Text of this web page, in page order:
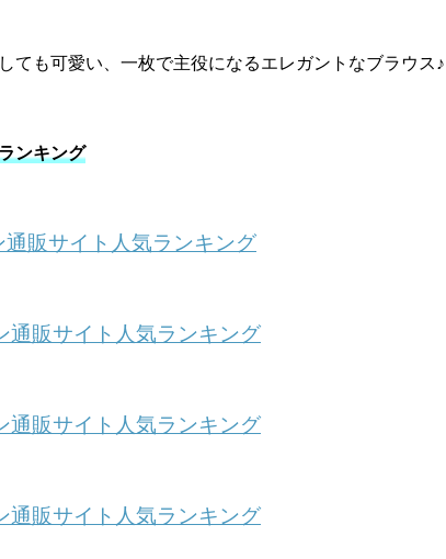
ても可愛い、一枚で主役になるエレガントなブラウス♪
ンキング
販サイト人気ランキング
通販サイト人気ランキング
通販サイト人気ランキング
通販サイト人気ランキング